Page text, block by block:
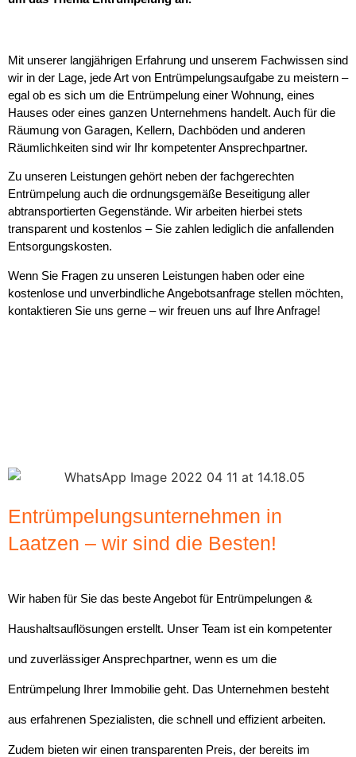
Mit unserer langjährigen Erfahrung und unserem Fachwissen sind
wir in der Lage, jede Art von Entrümpelungsaufgabe zu meistern –
egal ob es sich um die Entrümpelung einer Wohnung, eines
Hauses oder eines ganzen Unternehmens handelt. Auch für die
Räumung von Garagen, Kellern, Dachböden und anderen
Räumlichkeiten sind wir Ihr kompetenter Ansprechpartner.
Zu unseren Leistungen gehört neben der fachgerechten
Entrümpelung auch die ordnungsgemäße Beseitigung aller
abtransportierten Gegenstände. Wir arbeiten hierbei stets
transparent und kostenlos – Sie zahlen lediglich die anfallenden
Entsorgungskosten.
Wenn Sie Fragen zu unseren Leistungen haben oder eine
kostenlose und unverbindliche Angebotsanfrage stellen möchten,
kontaktieren Sie uns gerne – wir freuen uns auf Ihre Anfrage!
Entrümpelungsunternehmen in
Laatzen – wir sind die Besten!
Wir haben für Sie das beste Angebot für Entrümpelungen &
Haushaltsauflösungen erstellt. Unser Team ist ein kompetenter
und zuverlässiger Ansprechpartner, wenn es um die
Entrümpelung Ihrer Immobilie geht. Das Unternehmen besteht
aus erfahrenen Spezialisten, die schnell und effizient arbeiten.
Zudem bieten wir einen transparenten Preis, der bereits im